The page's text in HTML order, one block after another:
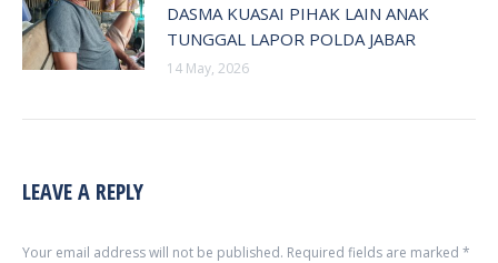
DASMA KUASAI PIHAK LAIN ANAK
TUNGGAL LAPOR POLDA JABAR
14 May, 2026
LEAVE A REPLY
Your email address will not be published. Required fields are marked *